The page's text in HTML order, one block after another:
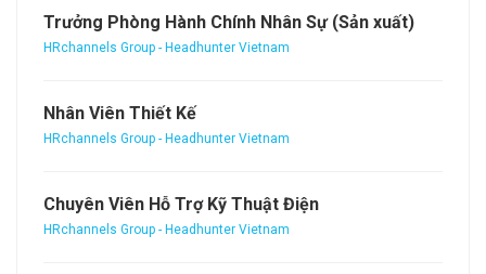
Trưởng Phòng Hành Chính Nhân Sự (Sản xuất)
HRchannels Group - Headhunter Vietnam
Nhân Viên Thiết Kế
HRchannels Group - Headhunter Vietnam
Chuyên Viên Hỗ Trợ Kỹ Thuật Điện
HRchannels Group - Headhunter Vietnam